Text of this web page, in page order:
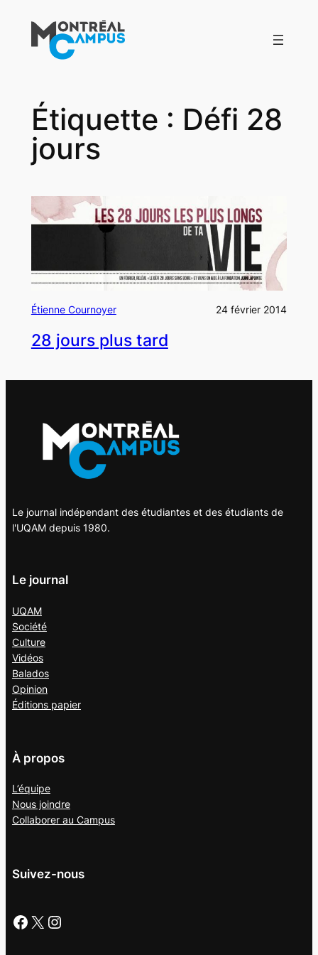
contenu
Étiquette : Défi 28
jours
Étienne Cournoyer 24 février 2014
28 jours plus tard
Le journal indépendant des étudiantes et des étudiants de
l'UQAM depuis 1980.
Le journal
UQAM
Société
Culture
Vidéos
Balados
Opinion
Éditions papier
À propos
L’équipe
Nous joindre
Collaborer au Campus
Suivez-nous
Facebook X Instagram